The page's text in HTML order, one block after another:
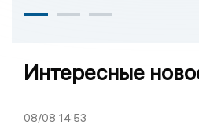
Интересные
08/08 14:53